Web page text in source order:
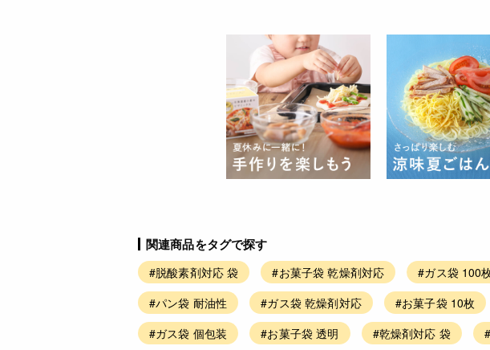
関連商品をタグで探す
#脱酸素剤対応 袋 #お菓子袋 乾燥剤対応 #ガス袋 100
#パン袋 耐油性
#ガス袋 乾燥剤対応 #お菓子袋 10枚
#ガス袋 個包装
#お菓子袋 透明 #乾燥剤対応 袋